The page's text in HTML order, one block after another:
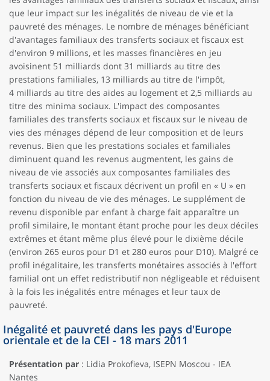
que leur impact sur les inégalités de niveau de vie et la
pauvreté des ménages. Le nombre de ménages bénéficiant
d'avantages familiaux des transferts sociaux et fiscaux est
d'environ 9 millions, et les masses financières en jeu
avoisinent 51 milliards dont 31 milliards au titre des
prestations familiales, 13 milliards au titre de l'impôt,
4 milliards au titre des aides au logement et 2,5 milliards au
titre des minima sociaux. L'impact des composantes
familiales des transferts sociaux et fiscaux sur le niveau de
vies des ménages dépend de leur composition et de leurs
revenus. Bien que les prestations sociales et familiales
diminuent quand les revenus augmentent, les gains de
niveau de vie associés aux composantes familiales des
transferts sociaux et fiscaux décrivent un profil en « U » en
fonction du niveau de vie des ménages. Le supplément de
revenu disponible par enfant à charge fait apparaître un
profil similaire, le montant étant proche pour les deux déciles
extrêmes et étant même plus élevé pour le dixième décile
(environ 265 euros pour D1 et 280 euros pour D10). Malgré ce
profil inégalitaire, les transferts monétaires associés à l'effort
familial ont un effet redistributif non négligeable et réduisent
à la fois les inégalités entre ménages et leur taux de
pauvreté.
Inégalité et pauvreté dans les pays d'Europe
orientale et de la CEI - 18 mars 2011
Présentation par : Lidia Prokofieva, ISEPN Moscou - IEA
Nantes